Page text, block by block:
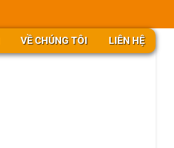
VỀ CHÚNG TÔI LIÊN HỆ